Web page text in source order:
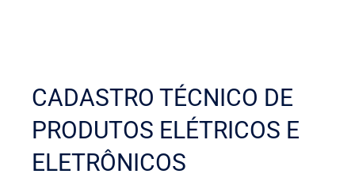
CADASTRO TÉCNICO DE
PRODUTOS ELÉTRICOS E
ELETRÔNICOS